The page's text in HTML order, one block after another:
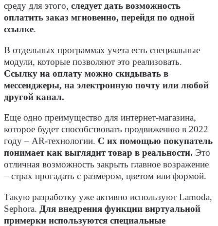
среду для этого, следует дать возможность
оплатить заказ мгновенно, перейдя по одной
ссылке.
В отдельных программах учета есть специальные
модули, которые позволяют это реализовать.
Ссылку на оплату можно скидывать в
мессенджеры, на электронную почту или любой
другой канал.
Еще одно преимущество для интернет-магазина,
которое будет способствовать продвижению в 2022
году – AR-технологии. С их помощью покупатель
понимает как выглядит товар в реальности. Это
отличная возможность закрыть главное возражение
– страх прогадать с размером, цветом или формой.
Такую разработку уже активно используют Lamoda,
Sephora. Для внедрения функции виртуальной
примерки используются специальные